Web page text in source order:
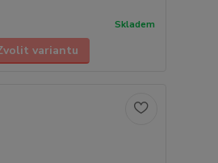
Skladem
variantu